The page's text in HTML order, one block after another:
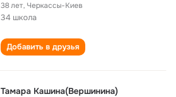
38 лет,Черкассы-Киев
34 школа
Добавить в друзья
Тамара Кашина(Вершинина)